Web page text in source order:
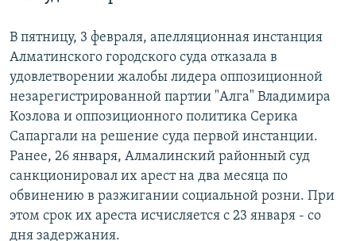
В пятницу, 3 февраля, апелляционная инстанция
Алматинского городского суда отказала в
удовлетворении жалобы лидера оппозиционной
незарегистрированной партии "Алга" Владимира
Козлова и оппозиционного политика Серика
Сапаргали на решение суда первой инстанции.
Ранее, 26 января, Алмалинский районный суд
санкционировал их арест на два месяца по
обвинению в разжигании социальной розни. При
этом срок их ареста исчисляется с 23 января - со
дня задержания.